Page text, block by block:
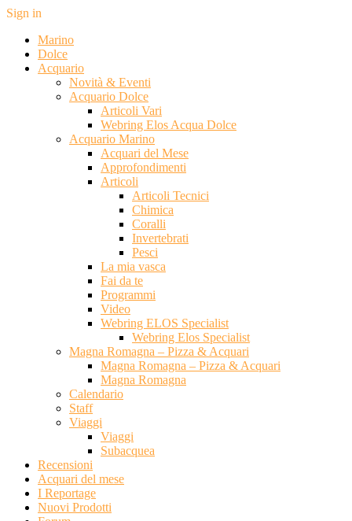
Sign in
Marino
Dolce
Acquario
Novità & Eventi
Acquario Dolce
Articoli Vari
Webring Elos Acqua Dolce
Acquario Marino
Acquari del Mese
Approfondimenti
Articoli
Articoli Tecnici
Chimica
Coralli
Invertebrati
Pesci
La mia vasca
Fai da te
Programmi
Video
Webring ELOS Specialist
Webring Elos Specialist
Magna Romagna – Pizza & Acquari
Magna Romagna – Pizza & Acquari
Magna Romagna
Calendario
Staff
Viaggi
Viaggi
Subacquea
Recensioni
Acquari del mese
I Reportage
Nuovi Prodotti